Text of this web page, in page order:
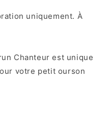
uniquement. À
Chanteur est unique
votre petit ourson